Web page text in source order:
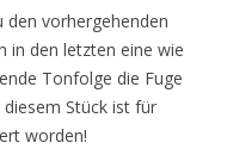
den vorhergehenden
in den letzten eine wie
Tonfolge die Fuge
diesem Stück ist für
worden!